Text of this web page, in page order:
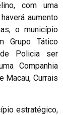
com uma
aumento
o município
Grupo Tático
de Policia ser
Companhia
Macau, Currais
estratégico,